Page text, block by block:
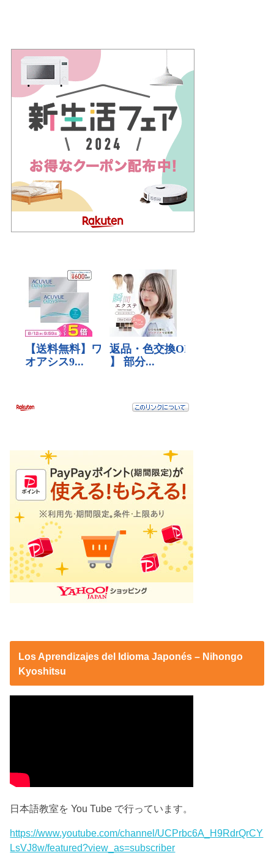
Los Aprendizajes del Idioma Japonés – Nihongo
Kyoshitsu
日本語教室を You Tube で行っています。
https://www.youtube.com/channel/UCPrbc6A_H9RdrQrCY
LsVJ8w/featured?view_as=subscriber